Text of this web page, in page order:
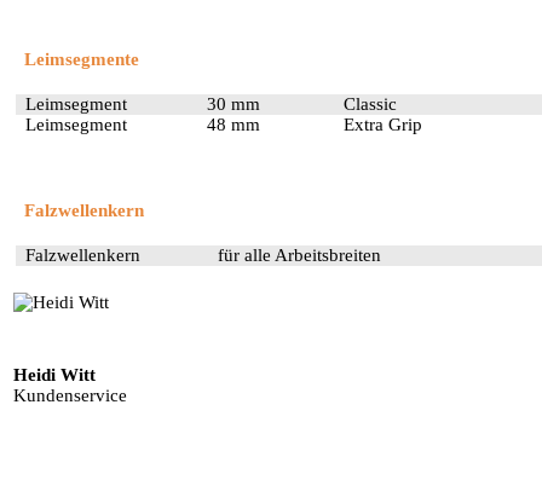
Leimsegmente
Leimsegment 30 mm
Classic
Leimsegment
48 mm Extra Grip
Falzwellenkern
Falzwellenkern für alle Arbeitsbreiten
Heidi Witt
Kundenservice